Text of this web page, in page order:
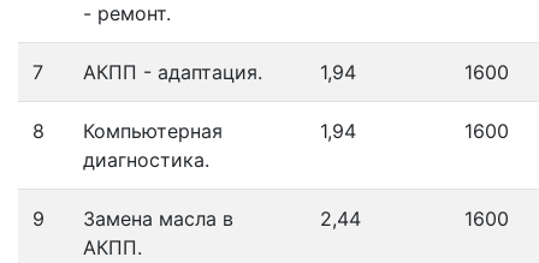
- ремонт.
7 АКПП - адаптация. 1,94 1600
8
Компьютерная
диагностика.
1,94 1600
9
Замена масла в
АКПП.
2,44 1600